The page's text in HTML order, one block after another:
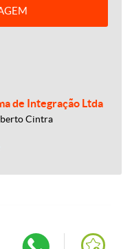
de Integração Ltda
Cintra